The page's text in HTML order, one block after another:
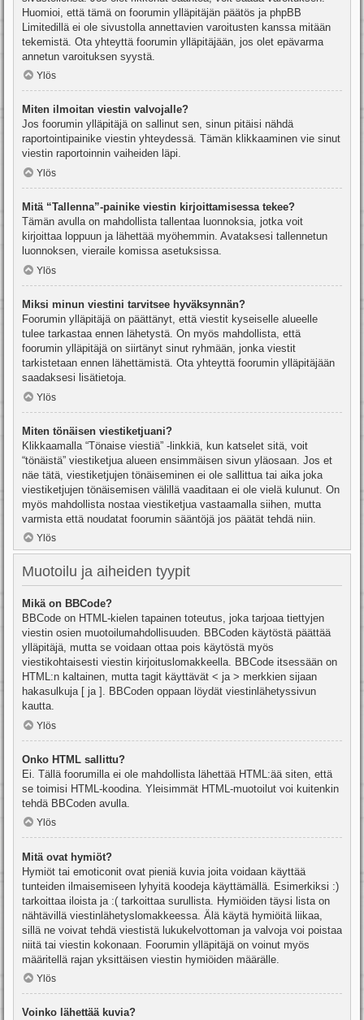
Huomioi, että tämä on foorumin ylläpitäjän päätös ja phpBB
Limitedillä ei ole sivustolla annettavien varoitusten kanssa mitään
tekemistä. Ota yhteyttä foorumin ylläpitäjään, jos olet epävarma
annetun varoituksen syystä.
Ylös
Miten ilmoitan viestin valvojalle?
Jos foorumin ylläpitäjä on sallinut sen, sinun pitäisi nähdä
raportointipainike viestin yhteydessä. Tämän klikkaaminen vie sinut
viestin raportoinnin vaiheiden läpi.
Ylös
Mitä “Tallenna”-painike viestin kirjoittamisessa tekee?
Tämän avulla on mahdollista tallentaa luonnoksia, jotka voit
kirjoittaa loppuun ja lähettää myöhemmin. Avataksesi tallennetun
luonnoksen, vieraile komissa asetuksissa.
Ylös
Miksi minun viestini tarvitsee hyväksynnän?
Foorumin ylläpitäjä on päättänyt, että viestit kyseiselle alueelle
tulee tarkastaa ennen lähetystä. On myös mahdollista, että
foorumin ylläpitäjä on siirtänyt sinut ryhmään, jonka viestit
tarkistetaan ennen lähettämistä. Ota yhteyttä foorumin ylläpitäjään
saadaksesi lisätietoja.
Ylös
Miten tönäisen viestiketjuani?
Klikkaamalla “Tönaise viestiä” -linkkiä, kun katselet sitä, voit
“tönäistä” viestiketjua alueen ensimmäisen sivun yläosaan. Jos et
näe tätä, viestiketjujen tönäiseminen ei ole sallittua tai aika joka
viestiketjujen tönäisemisen välillä vaaditaan ei ole vielä kulunut. On
myös mahdollista nostaa viestiketjua vastaamalla siihen, mutta
varmista että noudatat foorumin sääntöjä jos päätät tehdä niin.
Ylös
Muotoilu ja aiheiden tyypit
Mikä on BBCode?
BBCode on HTML-kielen tapainen toteutus, joka tarjoaa tiettyjen
viestin osien muotoilumahdollisuuden. BBCoden käytöstä päättää
ylläpitäjä, mutta se voidaan ottaa pois käytöstä myös
viestikohtaisesti viestin kirjoituslomakkeella. BBCode itsessään on
HTML:n kaltainen, mutta tagit käyttävät < ja > merkkien sijaan
hakasulkuja [ ja ]. BBCoden oppaan löydät viestinlähetyssivun
kautta.
Ylös
Onko HTML sallittu?
Ei. Tällä foorumilla ei ole mahdollista lähettää HTML:ää siten, että
se toimisi HTML-koodina. Yleisimmät HTML-muotoilut voi kuitenkin
tehdä BBCoden avulla.
Ylös
Mitä ovat hymiöt?
Hymiöt tai emoticonit ovat pieniä kuvia joita voidaan käyttää
tunteiden ilmaisemiseen lyhyitä koodeja käyttämällä. Esimerkiksi :)
tarkoittaa iloista ja :( tarkoittaa surullista. Hymiöiden täysi lista on
nähtävillä viestinlähetyslomakkeessa. Älä käytä hymiöitä liikaa,
sillä ne voivat tehdä viestistä lukukelvottoman ja valvoja voi poistaa
niitä tai viestin kokonaan. Foorumin ylläpitäjä on voinut myös
määritellä rajan yksittäisen viestin hymiöiden määrälle.
Ylös
Voinko lähettää kuvia?